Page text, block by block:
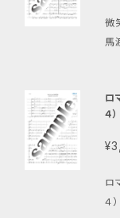
微
馬
ー
ロ
４）
ロ
４